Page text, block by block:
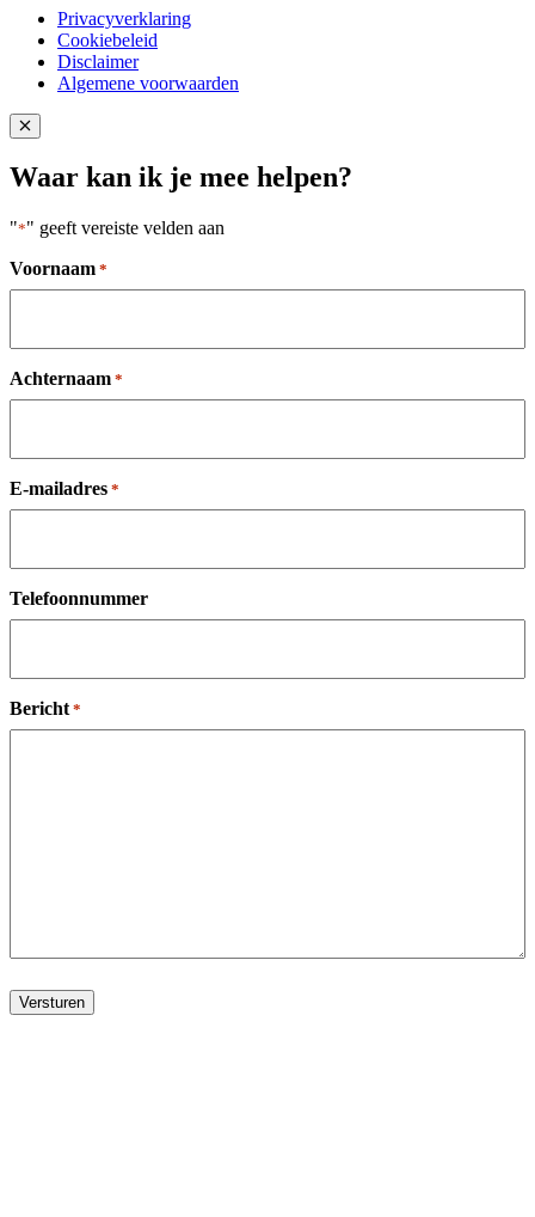
Privacyverklaring
Cookiebeleid
Disclaimer
Algemene voorwaarden
Close popup
Waar kan ik je mee helpen?
"*" geeft vereiste velden aan
Voornaam *
Achternaam *
E-mailadres *
Telefoonnummer
Bericht *
Versturen